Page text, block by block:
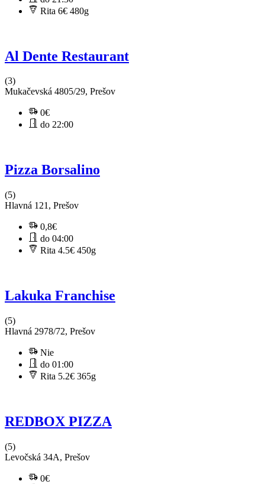
Rita 6€ 480g
Al Dente Restaurant
(3)
Mukačevská 4805/29, Prešov
0€
do 22:00
Pizza Borsalino
(5)
Hlavná 121, Prešov
0,8€
do 04:00
Rita 4.5€ 450g
Lakuka Franchise
(5)
Hlavná 2978/72, Prešov
Nie
do 01:00
Rita 5.2€ 365g
REDBOX PIZZA
(5)
Levočská 34A, Prešov
0€